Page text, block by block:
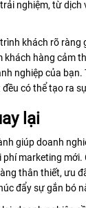
nghiệm, từ dịch
khách rõ ràng
khách hàng cảm
nghiệp của bạn.
có thể tạo ra
lại
giúp doanh
phí marketing mới.
thân thiết, ưu
đẩy sự gắn bó